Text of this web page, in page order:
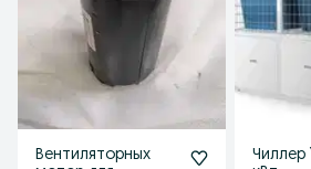
Вентиляторных
Чиллер